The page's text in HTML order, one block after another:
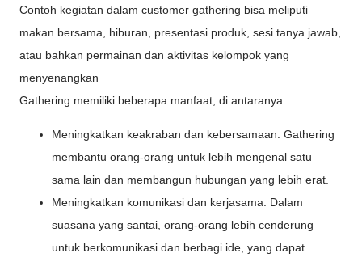
Contoh kegiatan dalam customer gathering bisa meliputi
makan bersama, hiburan, presentasi produk, sesi tanya jawab,
atau bahkan permainan dan aktivitas kelompok yang
menyenangkan
Gathering memiliki beberapa manfaat, di antaranya:
Meningkatkan keakraban dan kebersamaan: Gathering
membantu orang-orang untuk lebih mengenal satu
sama lain dan membangun hubungan yang lebih erat.
Meningkatkan komunikasi dan kerjasama: Dalam
suasana yang santai, orang-orang lebih cenderung
untuk berkomunikasi dan berbagi ide, yang dapat